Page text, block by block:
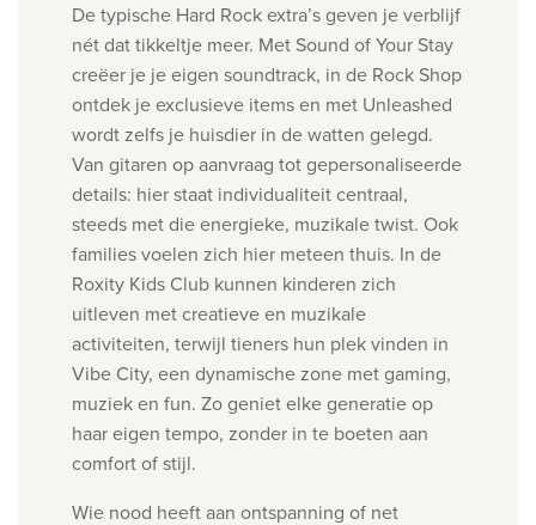
De typische Hard Rock extra’s geven je verblijf
nét dat tikkeltje meer. Met Sound of Your Stay
creëer je je eigen soundtrack, in de Rock Shop
ontdek je exclusieve items en met Unleashed
wordt zelfs je huisdier in de watten gelegd.
Van gitaren op aanvraag tot gepersonaliseerde
details: hier staat individualiteit centraal,
steeds met die energieke, muzikale twist. Ook
families voelen zich hier meteen thuis. In de
Roxity Kids Club kunnen kinderen zich
uitleven met creatieve en muzikale
activiteiten, terwijl tieners hun plek vinden in
Vibe City, een dynamische zone met gaming,
muziek en fun. Zo geniet elke generatie op
haar eigen tempo, zonder in te boeten aan
comfort of stijl.
Wie nood heeft aan ontspanning of net